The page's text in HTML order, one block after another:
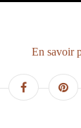
En savoir